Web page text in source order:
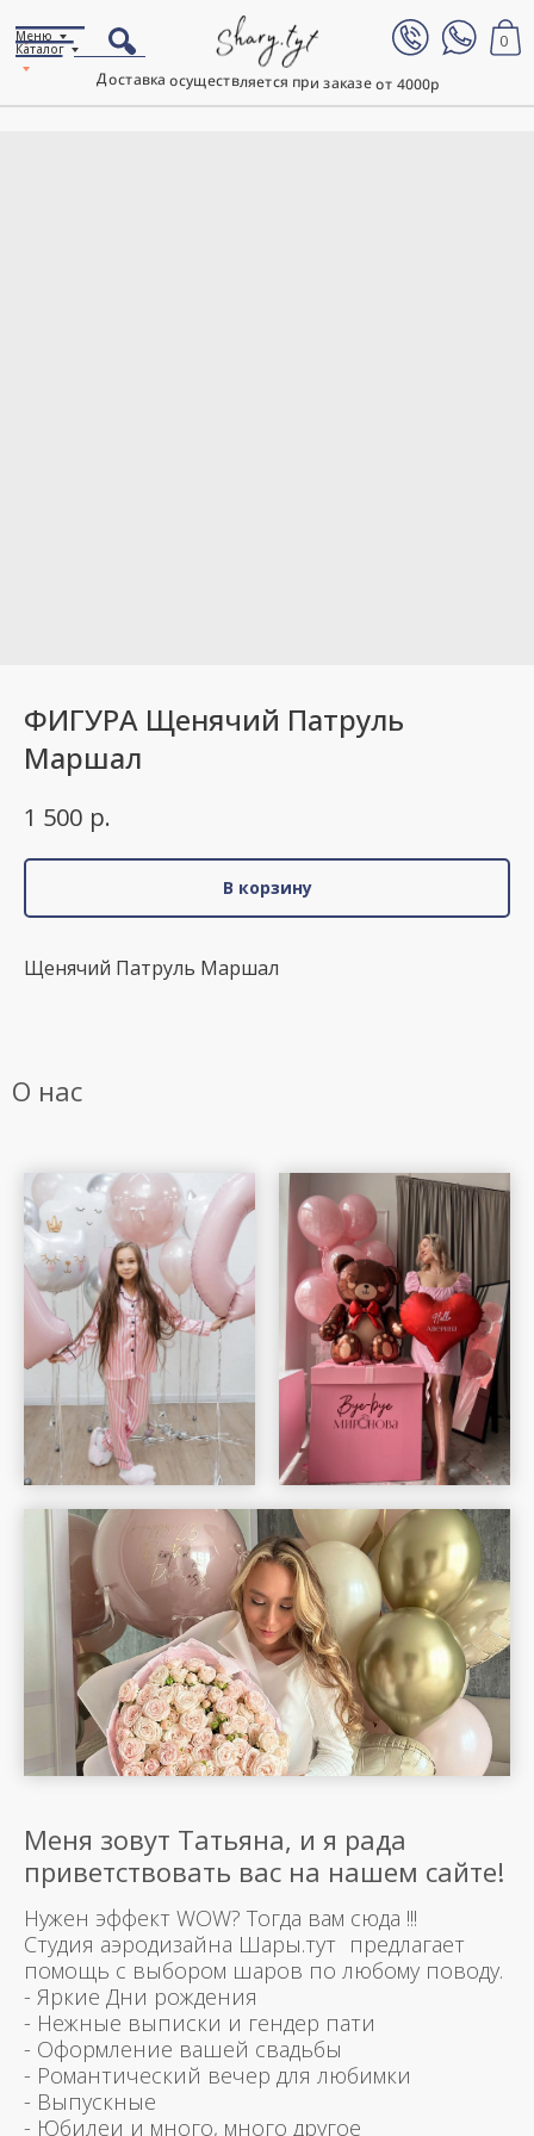
Доставка осуществляется при заказе от 4000р
0
Каталог
Меню
ФИГУРА Щенячий Патруль
Маршал
1 500 р.
В корзину
Щенячий Патруль Маршал
О нас
Меня зовут Татьяна, и я рада
приветствовать вас на нашем сайте!
Нужен эффект WOW? Тогда вам сюда !!!
Студия аэродизайна Шары.тут предлагает
помощь с выбором шаров по любому поводу.
- Яркие Дни рождения
- Нежные выписки и гендер пати
- Оформление вашей свадьбы
- Романтический вечер для любимки
- Выпускные
- Юбилеи и много, много другое